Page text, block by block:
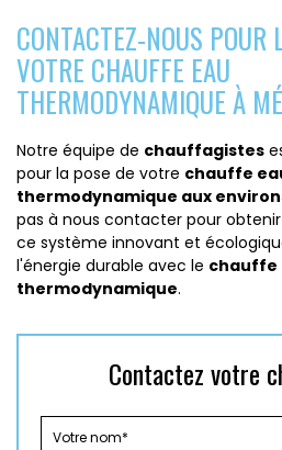
CONTACTEZ-NOUS POUR
VOTRE CHAUFFE EAU
THERMODYNAMIQUE À
Notre équipe de chauffagistes
pour la pose de votre chauffe
thermodynamique aux
pas à nous contacter pour
ce système innovant et
l'énergie durable avec le chauffe
thermodynamique.
Contactez votre